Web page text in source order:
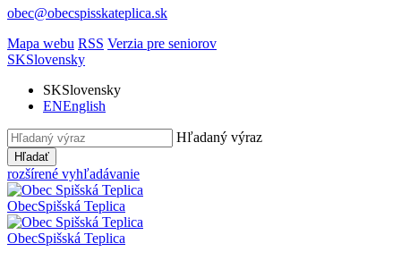
obec@obecspisskateplica.sk
Mapa webu RSS Verzia pre seniorov
SKSlovensky
SKSlovensky
ENEnglish
Hľadaný výraz
Hľadať
rozšírené vyhľadávanie
ObecSpišská Teplica
ObecSpišská Teplica